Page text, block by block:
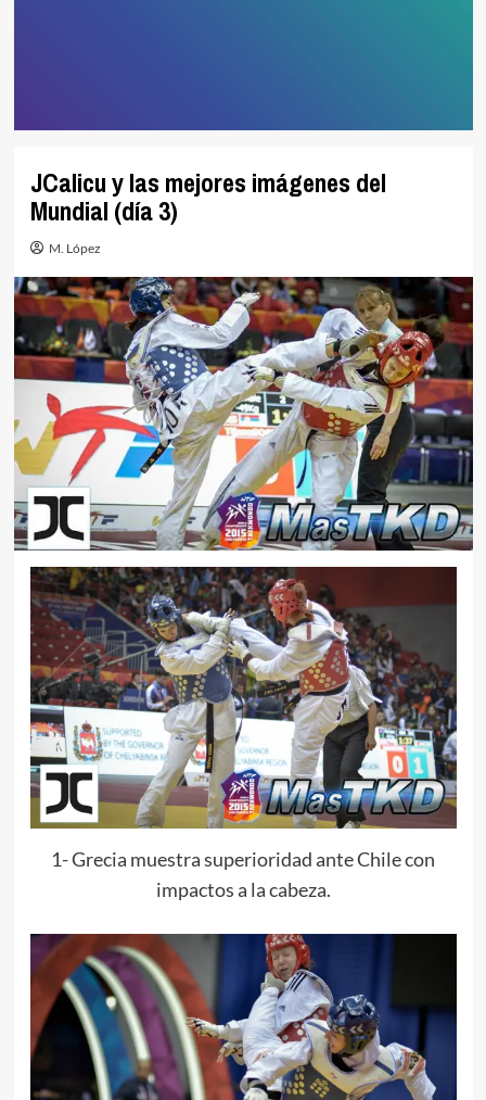
JCalicu y las mejores imágenes del
Mundial (día 3)
M. López
1- Grecia muestra superioridad ante Chile con
impactos a la cabeza.